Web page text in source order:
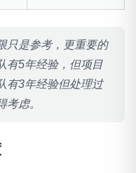
只是参考，更重要的
有5年经验，但项目
有3年经验但处理过
虑。